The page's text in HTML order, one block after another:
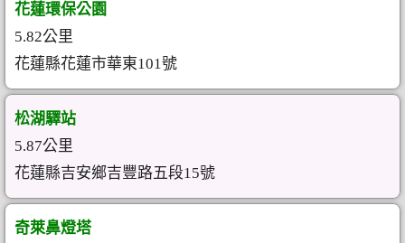
花蓮環保公園
5.82公里
花蓮縣花蓮市華東101號
松湖驛站
5.87公里
花蓮縣吉安鄉吉豐路五段15號
奇萊鼻燈塔